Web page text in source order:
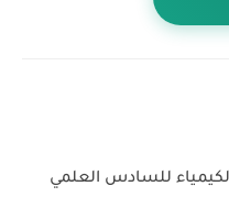
للسادس العلمي